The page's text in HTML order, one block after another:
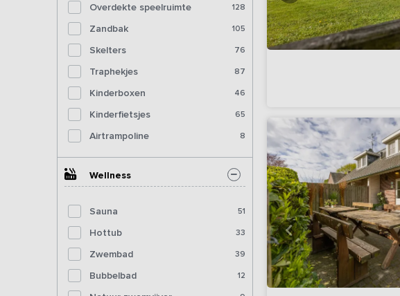
Overdekte speelruimte 128
Zandbak 105
Skelters 76
Traphekjes 87
Kinderboxen 46
Kinderfietsjes 65
Airtrampoline 8
Wellness
Sauna 51
Hottub 33
Zwembad 39
Bubbelbad 12